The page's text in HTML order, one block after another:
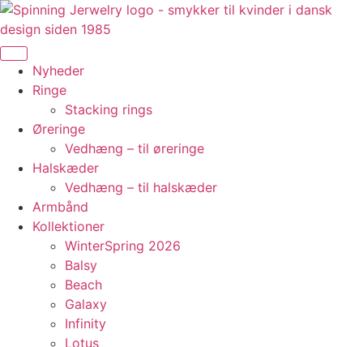
Videre
til
indhold
Nyheder
Ringe
Stacking rings
Øreringe
Vedhæng – til øreringe
Halskæder
Vedhæng – til halskæder
Armbånd
Kollektioner
WinterSpring 2026
Balsy
Beach
Galaxy
Infinity
Lotus